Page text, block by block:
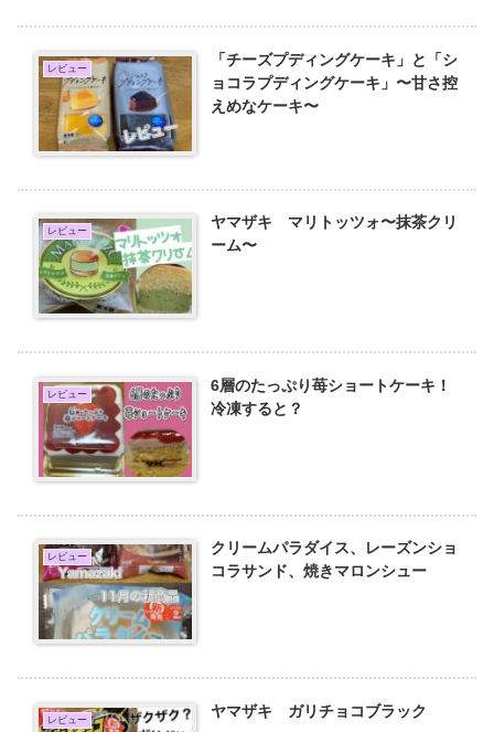
レビュー
「チーズプディングケーキ」と「シ
ョコラプディングケーキ」〜甘さ控
えめなケーキ〜
レビュー
ヤマザキ マリトッツォ〜抹茶クリ
ーム〜
レビュー
6層のたっぷり苺ショートケーキ！
冷凍すると？
レビュー
クリームパラダイス、レーズンショ
コラサンド、焼きマロンシュー
レビュー ヤマザキ ガリチョコブラック